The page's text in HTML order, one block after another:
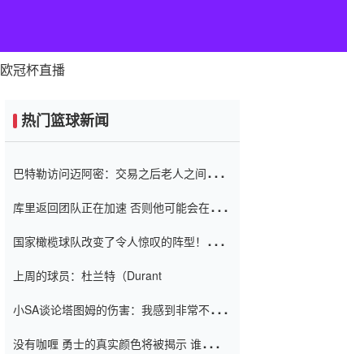
欧冠杯直播
热门篮球新闻
巴特勒访问迈阿密：交易之后老人之间的第
库里返回团队正在加速 否则他可能会在下
起了人们的关注
国家橄榄球队改变了令人惊叹的阵型！伊万
上周的球员：杜兰特（Durant
小SA谈论塔图姆的伤害：我感到非常不舒
没有咖喱 勇士的真实颜色将被揭示 谁注意